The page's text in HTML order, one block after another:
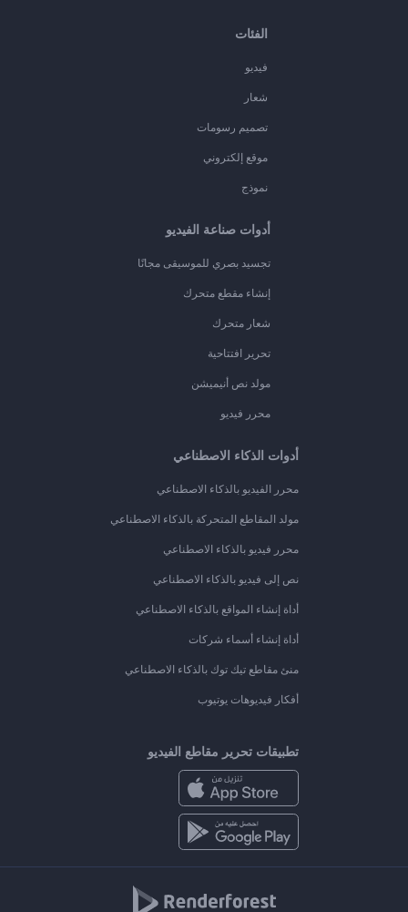
الفئات
فيديو
شعار
تصميم رسومات
موقع إلكتروني
نموذج
أدوات صناعة الفيديو
تجسيد بصري للموسيقى مجانًا
إنشاء مقطع متحرك
شعار متحرك
تحرير افتتاحية
مولد نص أنيميشن
محرر فيديو
أدوات الذكاء الاصطناعي
محرر الفيديو بالذكاء الاصطناعي
مولد المقاطع المتحركة بالذكاء الاصطناعي
محرر فيديو بالذكاء الاصطناعي
نص إلى فيديو بالذكاء الاصطناعي
أداة إنشاء المواقع بالذكاء الاصطناعي
أداة إنشاء أسماء شركات
منئ مقاطع تيك توك بالذكاء الاصطناعي
أفكار فيديوهات يوتيوب
تطبيقات تحرير مقاطع الفيديو